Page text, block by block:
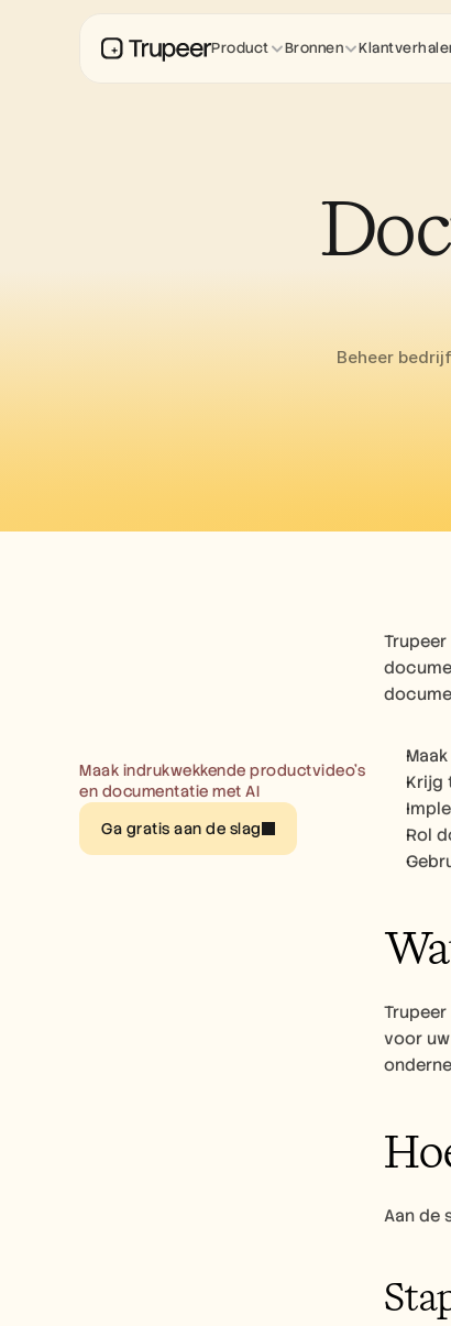
Beheer
Maak indrukwekkende productvideo’s
en documentatie met AI
Ga gratis aan de slag
Krijg
Rol
voor
Aan de
Product Bronnen